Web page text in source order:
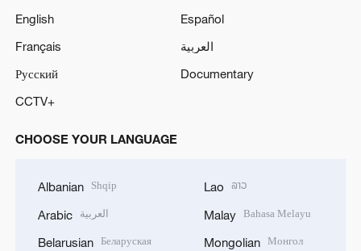
English
Español
Français
العربية
Русский
Documentary
CCTV+
CHOOSE YOUR LANGUAGE
Albanian Shqip
Arabic العربية
Belarusian Беларуская
Lao ລາວ
Malay Bahasa Melayu
Mongolian Монгол